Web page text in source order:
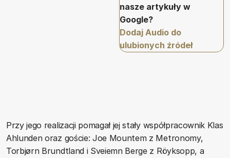
nasze artykuły w
Google?
Dodaj Audio do
ulubionych źródeł
Przy jego realizacji pomagał jej stały współpracownik Klas
Ahlunden oraz goście: Joe Mountem z Metronomy,
Torbjørn Brundtland i Sveiemn Berge z Röyksopp, a